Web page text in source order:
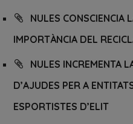
NULES CONSCIENCIA
IMPORTÀNCIA DEL
NULES INCREMENTA
D’AJUDES PER A
ESPORTISTES D’ELIT